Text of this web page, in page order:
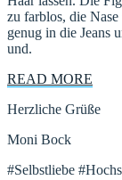
zu farblos, die
genug in die Jeans
und.
READ MORE
Herzliche Grüße
Moni Bock
#Selbstliebe